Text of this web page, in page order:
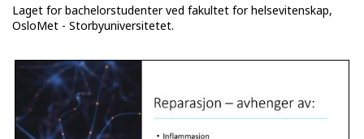
Laget for bachelorstudenter ved fakultet for helsevitenskap,
OsloMet - Storbyuniversitetet.